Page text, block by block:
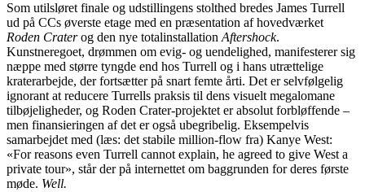
Som utilsløret finale og udstillingens stolthed bredes James Turrell
ud på CCs øverste etage med en præsentation af hovedværket
Roden Craterog den nye totalinstallation Aftershock.
Kunstneregoet, drømmen om evig- og uendelighed, manifesterer sig
næppe med større tyngde end hos Turrell og i hans utrættelige
kraterarbejde, der fortsætter på snart femte årti. Det er selvfølgelig
ignorant at reducere Turrells praksis til dens visuelt megalomane
tilbøjeligheder, og Roden Crater-projektet er absolut forbløffende –
men finansieringen af det er også ubegribelig. Eksempelvis
samarbejdet med (læs: det stabile million-flow fra) Kanye West:
«For reasons even Turrell cannot explain, he agreed to give West a
private tour», står der på internettet om baggrunden for deres første
møde. Well.